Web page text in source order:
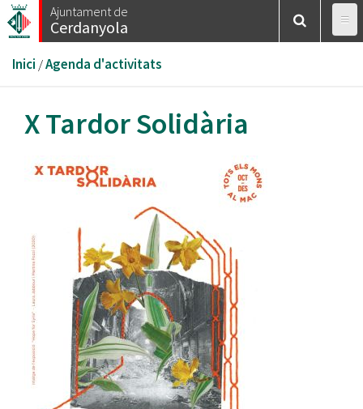
Vés
al
Ajuntament de
Cerdanyola
Esteu
aquí
Inici /Agenda d'activitats
X Tardor Solidària